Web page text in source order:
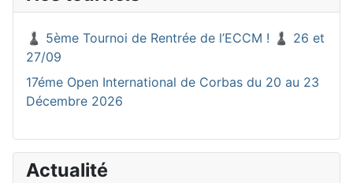
♟️ 5ème Tournoi de Rentrée de l’ECCM ! ♟️ 26 et
27/09
17éme Open International de Corbas du 20 au 23
Décembre 2026
Actualité